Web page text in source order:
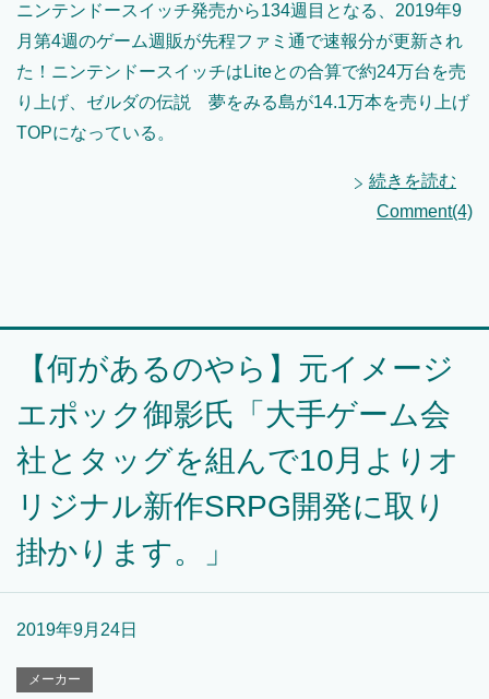
ニンテンドースイッチ発売から134週目となる、2019年9
月第4週のゲーム週販が先程ファミ通で速報分が更新され
た！ニンテンドースイッチはLiteとの合算で約24万台を売
り上げ、ゼルダの伝説 夢をみる島が14.1万本を売り上げ
TOPになっている。
続きを読む
Comment(4)
【何があるのやら】元イメージ
エポック御影氏「大手ゲーム会
社とタッグを組んで10月よりオ
リジナル新作SRPG開発に取り
掛かります。」
2019年9月24日
メーカー